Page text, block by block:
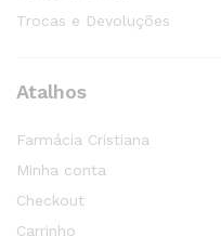
Trocas e Devoluções
Atalhos
Farmácia Cristiana
Minha conta
Checkout
Carrinho